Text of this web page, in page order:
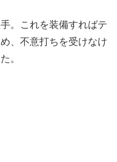
。これを装備すればテ
、不意打ちを受けなけ
。